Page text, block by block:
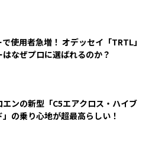
で使用者急増！ オデッセイ「TRTL」
はなぜプロに選ばれるのか？
エンの新型「C5エアクロス・ハイブ
」の乗り心地が超最高らしい！